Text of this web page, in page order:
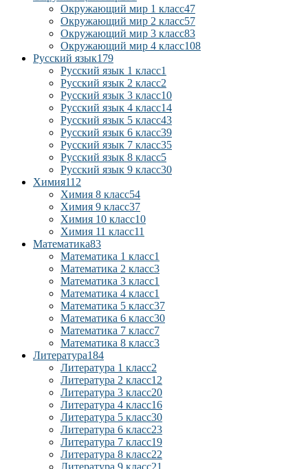
Окружающий мир 1 класс47
Окружающий мир 2 класс57
Окружающий мир 3 класс83
Окружающий мир 4 класс108
Русский язык179
Русский язык 1 класс1
Русский язык 2 класс2
Русский язык 3 класс10
Русский язык 4 класс14
Русский язык 5 класс43
Русский язык 6 класс39
Русский язык 7 класс35
Русский язык 8 класс5
Русский язык 9 класс30
Химия112
Химия 8 класс54
Химия 9 класс37
Химия 10 класс10
Химия 11 класс11
Математика83
Математика 1 класс1
Математика 2 класс3
Математика 3 класс1
Математика 4 класс1
Математика 5 класс37
Математика 6 класс30
Математика 7 класс7
Математика 8 класс3
Литература184
Литература 1 класс2
Литература 2 класс12
Литература 3 класс20
Литература 4 класс16
Литература 5 класс30
Литература 6 класс23
Литература 7 класс19
Литература 8 класс22
Литература 9 класс21